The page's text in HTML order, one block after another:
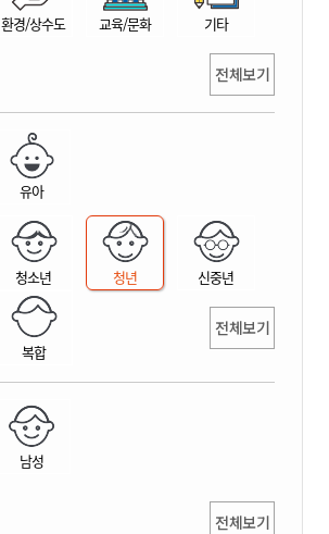
환경/상수도 교육/문화 기타
전체보기
유아
청소년 청년 신중년
복합
전체보기
남성
전체보기